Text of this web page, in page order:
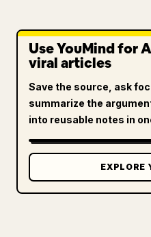
Use YouMind for
viral articles
Save the source, ask
summarize the
into reusable notes in
EXPLORE